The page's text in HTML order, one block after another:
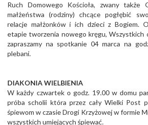
Ruch Domowego Kościoła, zwany także
małżeństwa (rodziny) chcące pogłębić
relacje małżonków i ich dzieci z Bogiem.
etapie tworzenia nowego kręgu, Wszystkich
zapraszamy na spotkanie 04 marca na
plebani.
DIAKONIA WIELBIENIA
W każdy czwartek o godz. 19.00 w domu
próba scholii która przez cały Wielki Post
śpiewom w czasie Drogi Krzyżowej w formie
wszystkich umiejących śpiewać.